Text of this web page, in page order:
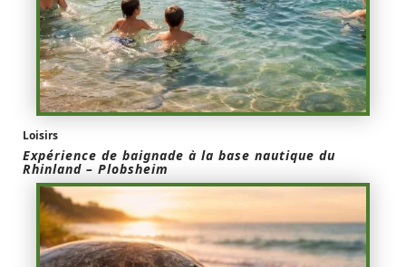
Loisirs
Expérience de baignade à la base nautique du
Rhinland – Plobsheim